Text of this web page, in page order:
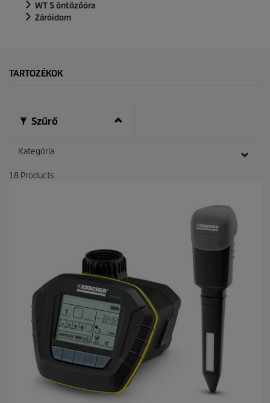
WT 5 öntözőóra
Záróidom
TARTOZÉKOK
Szűrő
Kategória
18 Products